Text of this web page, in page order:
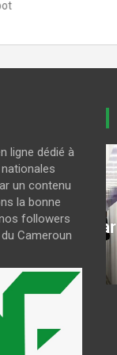
ligne dédié à
un contenu
la bonne
followers
Cameroun
de